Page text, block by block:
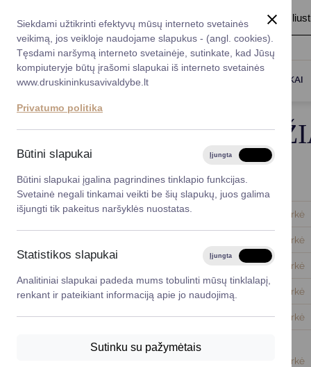
Siekdami užtikrinti efektyvų mūsų interneto svetainės
veikimą, jos veikloje naudojame slapukus - (angl. cookies).
Tęsdami naršymą interneto svetainėje, sutinkate, kad Jūsų
kompiuteryje būtų įrašomi slapukai iš interneto svetainės
www.druskininkusavivaldybe.lt
Privatumo politika
Būtini slapukai Įjungta
Būtini slapukai įgalina pagrindines tinklapio funkcijas.
Svetainė negali tinkamai veikti be šių slapukų, juos galima
išjungti tik pakeitus naršyklės nuostatas.
Statistikos slapukai Įjungta
Analitiniai slapukai padeda mums tobulinti mūsų tinklalapį,
renkant ir pateikiant informaciją apie jo naudojimą.
Sutinku su pažymėtais
Šriftas: A A A Fonas: Taryba Meras
Registruokitės
Vicemerai
Mero patarėja
Administracija
Savivaldybės
Planavimo
Korupcijos
Lygios
Savivaldybės
Finansų
Organizacinė
Karjera DUK
DRUSKININKAI
Titulinis Taryba Tarybos posėdžiai
TARYBOS
Tarybos posėdis Darbotvarkės
2026-06-30 Darbotvarkė
Darbotvarkė
Darbotvarkė
2026-02-13 Darbotvarkė
2025-12-30 Darbotvarkė
Darbotvarkė